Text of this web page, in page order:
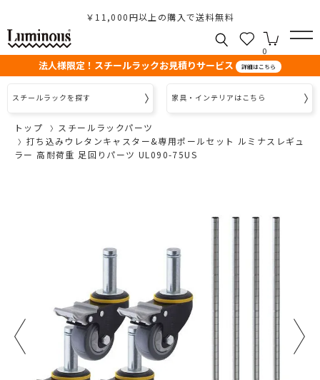
￥11,000円以上の購入で送料無料
0
法人様限定！スチールラックお見積りサービス 詳細はこちら
スチールラックを探す 家具・インテリアはこちら
トップ
スチールラックパーツ
打ち込みウレタンキャスター&専用ポールセット ルミナスレギュ
ラー 高耐荷重 足回りパーツ UL090-75US